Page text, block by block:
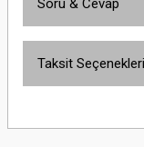
Soru & Cevap
Taksit Seçenekleri